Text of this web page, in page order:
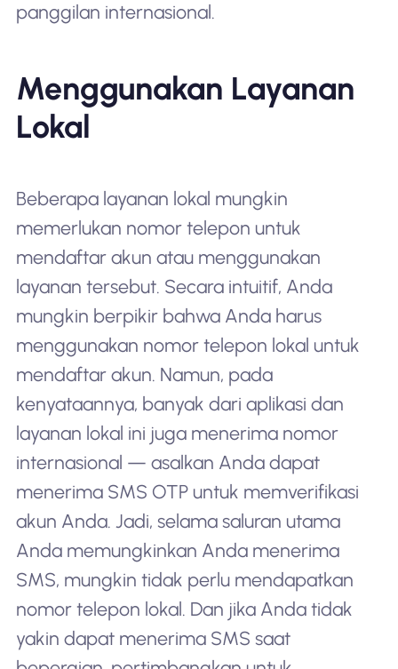
panggilan internasional.
Menggunakan Layanan
Lokal
Beberapa layanan lokal mungkin
memerlukan nomor telepon untuk
mendaftar akun atau menggunakan
layanan tersebut. Secara intuitif, Anda
mungkin berpikir bahwa Anda harus
menggunakan nomor telepon lokal untuk
mendaftar akun. Namun, pada
kenyataannya, banyak dari aplikasi dan
layanan lokal ini juga menerima nomor
internasional — asalkan Anda dapat
menerima SMS OTP untuk memverifikasi
akun Anda. Jadi, selama saluran utama
Anda memungkinkan Anda menerima
SMS, mungkin tidak perlu mendapatkan
nomor telepon lokal. Dan jika Anda tidak
yakin dapat menerima SMS saat